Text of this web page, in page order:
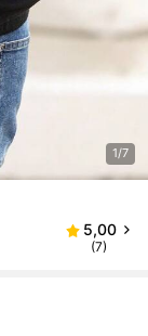
1/7
5,00
(7)